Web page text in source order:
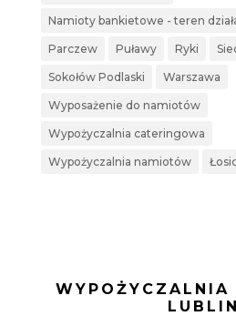
Namioty bankietowe - teren
Parczew Puławy Ryki
Sokołów Podlaski Warszawa
Wyposażenie do namiotów
Wypożyczalnia cateringowa
Wypożyczalnia namiotów
WYPOŻYCZALNIA
LUBLIN